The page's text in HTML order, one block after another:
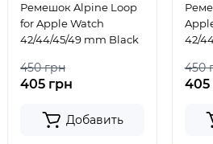
Ремешок Alpine Loop
for Apple Watch
42/44/45/49 mm Black
450 грн
405 грн
Добавить
42/
450
405